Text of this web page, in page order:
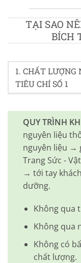
TẠI SAO
BÍCH
1. CHẤT LƯỢNG
TIÊU CHÍ SỐ 1
QUY TRÌNH
nguyên liệu
nguyên liệu →
Trang Sức -
→ tới tay
dưỡng.
Không qua
Không qua
Không có
chất lượng.